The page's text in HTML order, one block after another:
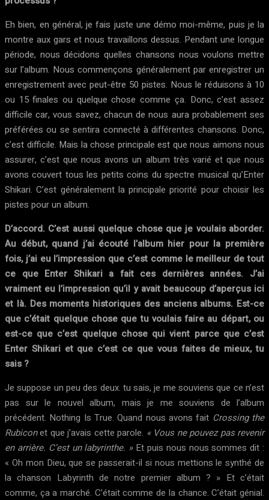
Eh bien, en général, je fais juste une démo moi-même, puis je la
montre aux gars et nous travaillons dessus. Pendant une longue
période, nous décidons quelles chansons nous voulons mettre
sur l’album. Nous commençons généralement par enregistrer un
enregistrement avec peut-être 50 pistes. Nous le réduisons à 10
ou 15 finales ou quelque chose comme ça. Donc, c’est assez
difficile car, vous savez, chacun de nous aura probablement ses
préférées ou se sentira connecté à différentes chansons. Donc,
c’est difficile. Mais la chose principale est que nous aimons nous
assurer, c’est que nous avons un album très varié et que nous
avons couvert tous les petits coins du spectre musical qu’Enter
Shikari. C’est généralement la principale priorité pour choisir les
pistes pour un album.
D’accord. C’est aussi quelque chose que je voulais aborder.
Au début, quand j’ai écouté l’album hier pour la première
fois, j’ai eu l’impression que c’est comme le meilleur de tout
ce que Enter Shikari a fait ces dernières années. J’ai
vraiment eu l’impression qu’il y avait beaucoup d’aperçus ici
et là. Des moments historiques des anciens albums. Est-ce
que c’était quelque chose que tu voulais faire au départ, ou
est-ce que c’est quelque chose qui vient parce que c’est
Enter Shikari et que c’est ce que vous faites de mieux, tu
sais ?
Je suppose un peu des deux. tu sais, je me souviens que ce n’est
pas sur le nouvel album, mais je me souviens de l’album
précédent. Nothing Is True. Quand nous avons fait Crossing the
Rubiconet que j’avais cette parole. « Vous ne pouvez pas revenir
en arrière. C’est un labyrinthe. »Et puis nous nous sommes dit :
« Oh mon Dieu, que se passerait-il si nous mettions le synthé de
la chanson Labyrinth de notre premier album ? » Et c’était
comme, ça a marché. C’était comme de la chance. C’était génial.